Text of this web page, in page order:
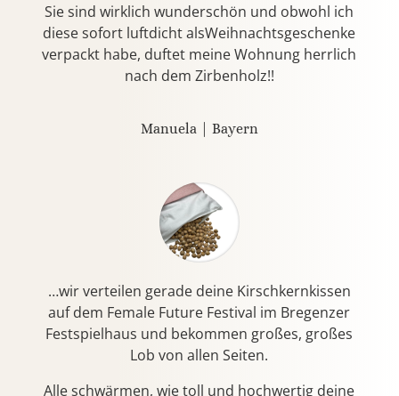
Sie sind wirklich wunderschön und obwohl ich
diese sofort luftdicht alsWeihnachtsgeschenke
verpackt habe, duftet meine Wohnung herrlich
nach dem Zirbenholz!!
Manuela | Bayern
…wir verteilen gerade deine Kirschkernkissen
auf dem Female Future Festival im Bregenzer
Festspielhaus und bekommen großes, großes
Lob von allen Seiten.
Alle schwärmen, wie toll und hochwertig deine